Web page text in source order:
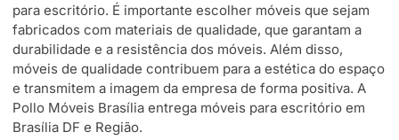
para escritório. É importante escolher móveis que sejam
fabricados com materiais de qualidade, que garantam a
durabilidade e a resistência dos móveis. Além disso,
móveis de qualidade contribuem para a estética do espaço
e transmitem a imagem da empresa de forma positiva. A
Pollo Móveis Brasília entrega móveis para escritório em
Brasília DF e Região.